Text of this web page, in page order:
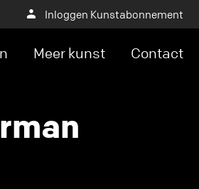
Inloggen Kunstabonnement
Meer kunst Contact